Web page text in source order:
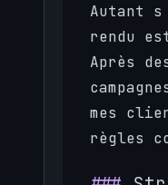
Autant
rendu
Après
mes
règles